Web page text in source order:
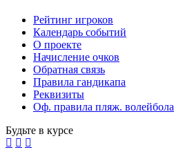
Рейтинг игроков
Календарь событий
О проекте
Начисление очков
Обратная связь
Правила гандикапа
Реквизиты
Оф. правила пляж. волейбола
Будьте в курсе